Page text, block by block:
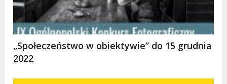
„Społeczeństwo w obiektywie” do 15 grudnia
2022